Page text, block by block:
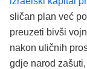
sličan plan već
preuzeti bivši
nakon uličnih
gdje narod